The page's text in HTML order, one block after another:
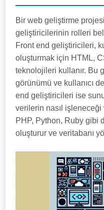
Bir web geliştirme
geliştiricilerinin rolleri
Front end geliştiricileri,
oluşturmak için HTML,
teknolojileri kullanır. Bu
görünümü ve kullanıcı
end geliştiricileri ise
verilerin nasıl
PHP, Python, Ruby gibi
oluşturur ve veritabanı